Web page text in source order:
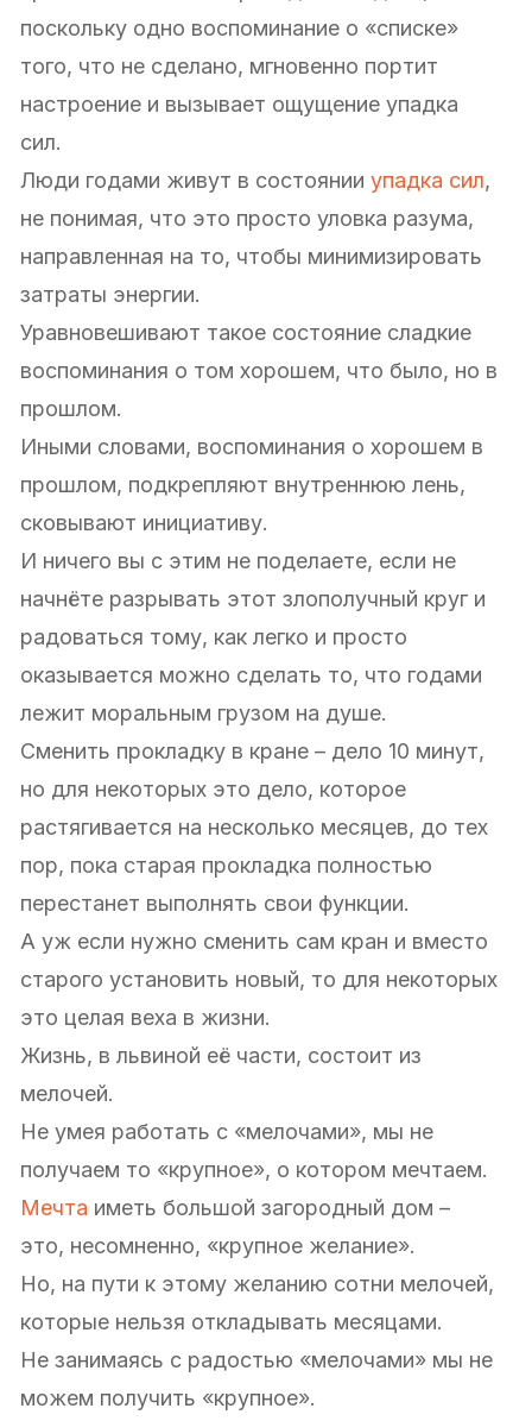
поскольку одно воспоминание о «списке»
того, что не сделано, мгновенно портит
настроение и вызывает ощущение упадка
сил.
Люди годами живут в состоянии упадка сил,
не понимая, что это просто уловка разума,
направленная на то, чтобы минимизировать
затраты энергии.
Уравновешивают такое состояние сладкие
воспоминания о том хорошем, что было, но в
прошлом.
Иными словами, воспоминания о хорошем в
прошлом, подкрепляют внутреннюю лень,
сковывают инициативу.
И ничего вы с этим не поделаете, если не
начнёте разрывать этот злополучный круг и
радоваться тому, как легко и просто
оказывается можно сделать то, что годами
лежит моральным грузом на душе.
Сменить прокладку в кране – дело 10 минут,
но для некоторых это дело, которое
растягивается на несколько месяцев, до тех
пор, пока старая прокладка полностью
перестанет выполнять свои функции.
А уж если нужно сменить сам кран и вместо
старого установить новый, то для некоторых
это целая веха в жизни.
Жизнь, в львиной её части, состоит из
мелочей.
Не умея работать с «мелочами», мы не
получаем то «крупное», о котором мечтаем.
Мечта иметь большой загородный дом –
это, несомненно, «крупное желание».
Но, на пути к этому желанию сотни мелочей,
которые нельзя откладывать месяцами.
Не занимаясь с радостью «мелочами» мы не
можем получить «крупное».